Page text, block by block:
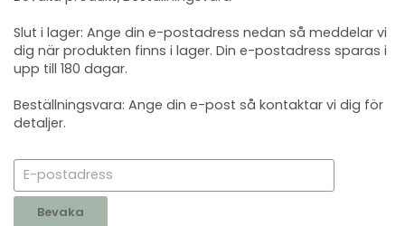
Slut i lager: Ange din e-postadress nedan så meddelar vi
dig när produkten finns i lager. Din e-postadress sparas i
upp till 180 dagar.
Beställningsvara: Ange din e-post så kontaktar vi dig för
detaljer.
Bevaka